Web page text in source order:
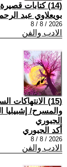
(14) كتابات قصيرة جدا / الهروب الصغير /
بويعلاوي عبد
2026 / 8 / 8
الادب والفن
(15) الانتهاكات
والمسرح/ إشبيليا
الجبوري
أكد الجبوري
2026 / 8 / 8
الادب والفن